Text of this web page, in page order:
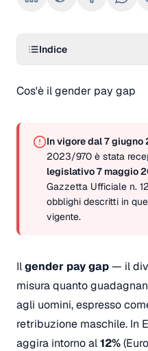
Indice
Cos'è il gender pay gap
In vigore dal 7 giugno
2023/970 è stata
legislativo 7 maggio
Gazzetta Ufficiale n.
obblighi descritti in
vigente.
Ilgender pay gap— il
misura quanto
agli uomini, espresso
retribuzione maschile. In
aggira intorno al12%